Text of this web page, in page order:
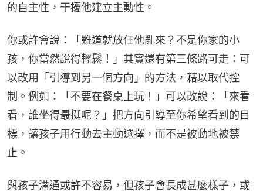
的自主性，干擾他建立主動性。
你或許會說：「難道就放任他亂來？不是你家的小
孩，你當然說得輕鬆！」其實還有第三條路可走：可
以改用「引導到另一個方向」的方法，藉以取代控
制。例如：「不要在餐桌上玩！」可以改說：「來看
看，誰坐得最挺呢？」把方向引導至你希望看到的目
標，讓孩子用行動去主動選擇，而不是被動地被禁
止。
與孩子溝通或許不容易，但孩子會長成甚麼樣子，或